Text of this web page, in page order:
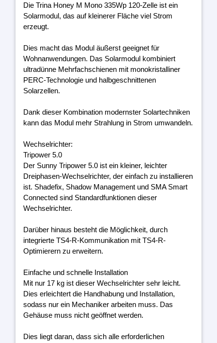
Die Trina Honey M Mono 335Wp 120-Zelle ist ein
Solarmodul, das auf kleinerer Fläche viel Strom
erzeugt.
Dies macht das Modul äußerst geeignet für
Wohnanwendungen. Das Solarmodul kombiniert
ultradünne Mehrfachschienen mit monokristalliner
PERC-Technologie und halbgeschnittenen
Solarzellen.
Dank dieser Kombination modernster Solartechniken
kann das Modul mehr Strahlung in Strom umwandeln.
Wechselrichter:
Tripower 5.0
Der Sunny Tripower 5.0 ist ein kleiner, leichter
Dreiphasen-Wechselrichter, der einfach zu installieren
ist. Shadefix, Shadow Management und SMA Smart
Connected sind Standardfunktionen dieser
Wechselrichter.
Darüber hinaus besteht die Möglichkeit, durch
integrierte TS4-R-Kommunikation mit TS4-R-
Optimierern zu erweitern.
Einfache und schnelle Installation
Mit nur 17 kg ist dieser Wechselrichter sehr leicht.
Dies erleichtert die Handhabung und Installation,
sodass nur ein Mechaniker arbeiten muss. Das
Gehäuse muss nicht geöffnet werden.
Dies liegt daran, dass sich alle erforderlichen